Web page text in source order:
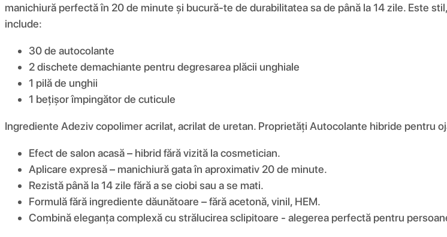
manichiură perfectă în 20 de minute și bucură-te de durabilitatea sa de până la 14 zile. Este
include:
30 de autocolante
2 dischete demachiante pentru degresarea plăcii unghiale
1 pilă de unghii
1 bețișor împingător de cuticule
Ingrediente Adeziv copolimer acrilat, acrilat de uretan. Proprietăți Autocolante hibride pentru
Efect de salon acasă – hibrid fără vizită la cosmetician.
Aplicare expresă – manichiură gata în aproximativ 20 de minute.
Rezistă până la 14 zile fără a se ciobi sau a se mati.
Formulă fără ingrediente dăunătoare – fără acetonă, vinil, HEM.
Combină eleganța complexă cu strălucirea sclipitoare - alegerea perfectă pentru